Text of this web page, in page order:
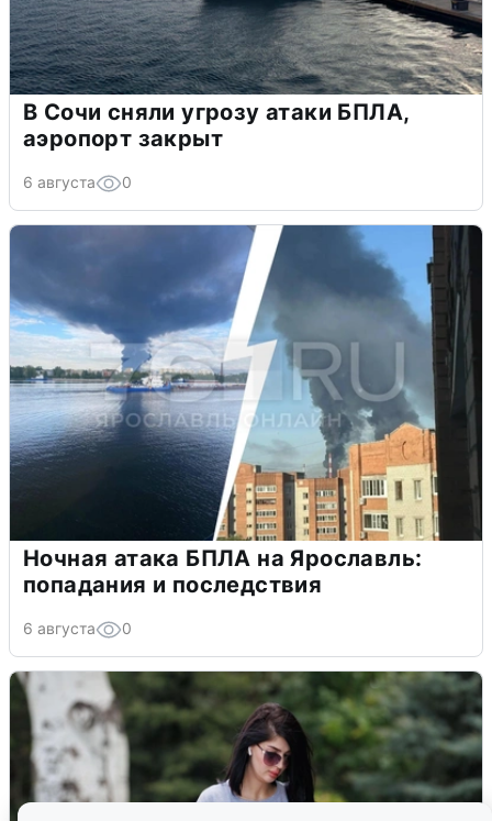
В Сочи сняли угрозу атаки БПЛА,
аэропорт закрыт
6 августа 0
Ночная атака БПЛА на Ярославль:
попадания и последствия
6 августа 0